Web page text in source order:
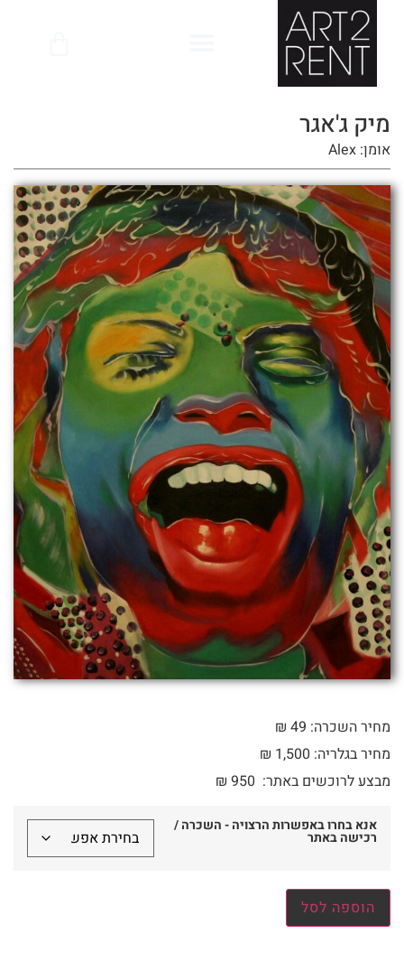
מיק ג'אגר
אומן: Alex
מחיר השכרה: 49 ₪
מחיר בגלריה: 1,500 ₪
מבצע לרוכשים באתר:
₪ 950
אנא בחרו באפשרות הרצויה - השכרה /
רכישה באתר
הוספה לסל